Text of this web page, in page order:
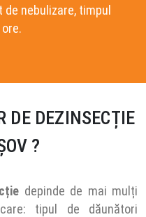
nebulizare, timpul
DE DEZINSECȚIE
?
depinde de mai mulți
tipul de dăunători